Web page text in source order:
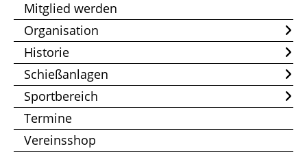
Mitglied werden
Organisation
Historie
Schießanlagen
Sportbereich
Termine
Vereinsshop